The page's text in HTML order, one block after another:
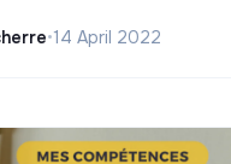
•14 April 2022